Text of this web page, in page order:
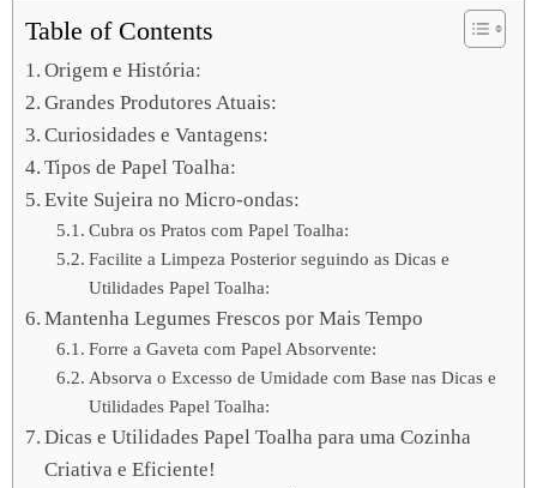
Table of Contents
Origem e História:
Grandes Produtores Atuais:
Curiosidades e Vantagens:
Tipos de Papel Toalha:
Evite Sujeira no Micro-ondas:
Cubra os Pratos com Papel Toalha:
Facilite a Limpeza Posterior seguindo as Dicas e
Utilidades Papel Toalha:
Mantenha Legumes Frescos por Mais Tempo
Forre a Gaveta com Papel Absorvente:
Absorva o Excesso de Umidade com Base nas Dicas e
Utilidades Papel Toalha:
Dicas e Utilidades Papel Toalha para uma Cozinha
Criativa e Eficiente!